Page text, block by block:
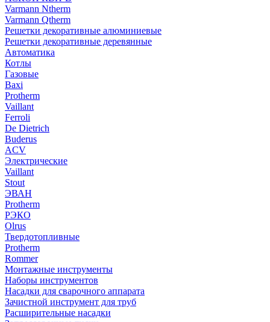
Varmann Ntherm
Varmann Qtherm
Решетки декоративные алюминиевые
Решетки декоративные деревянные
Автоматика
Котлы
Газовые
Baxi
Protherm
Vaillant
Ferroli
De Dietrich
Buderus
ACV
Электрические
Vaillant
Stout
ЭВАН
Protherm
РЭКО
Olrus
Твердотопливные
Protherm
Rommer
Монтажные инструменты
Наборы инструментов
Насадки для сварочного аппарата
Зачистной инструмент для труб
Расширительные насадки